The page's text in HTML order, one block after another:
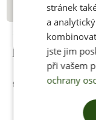
Nízké ponožky
95 Kč
stránek
a
jste jim
při vašem
ochrany